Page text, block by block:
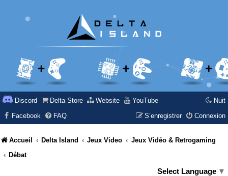
Nuit
Discord Delta Store Website
YouTube
Facebook
FAQ Connexion
S’enregistrer
Accueil Delta Island Jeux Video
Jeux Vidéo & Retrogaming
Débat
Select Language ▼